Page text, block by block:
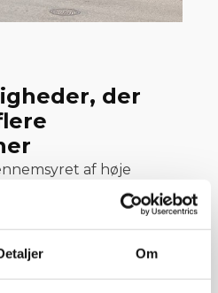
Om
der
af høje
planløsninger
boliger til forskellige
fortæller:
virkelig investeret i at